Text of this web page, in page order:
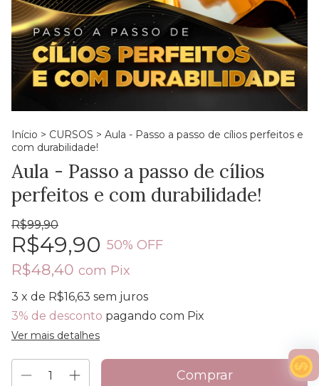
Início > CURSOS > Aula - Passo a passo de cílios perfeitos e
com durabilidade!
Aula - Passo a passo de cílios
perfeitos e com durabilidade!
R$99,90
R$49,90 50% OFF
R$48,40 com Pix
3 x de R$16,63 sem juros
3% de desconto pagando com Pix
Ver mais detalhes